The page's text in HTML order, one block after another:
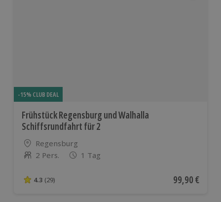
-15% CLUB DEAL
Frühstück Regensburg und Walhalla
Schiffsrundfahrt für 2
Standort
Regensburg
Anzahl der Teilnehmer
2 Pers. 1 Tag
4.3 von 5 Sternen basierend auf 29 Bewertungen
4.3 (29) Aktueller
99,90 €